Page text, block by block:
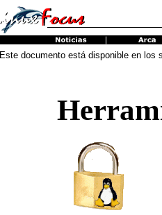
Este documento está disponible en los